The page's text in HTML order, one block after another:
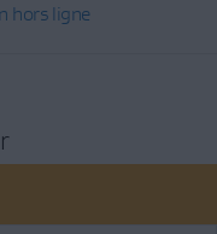
hors ligne